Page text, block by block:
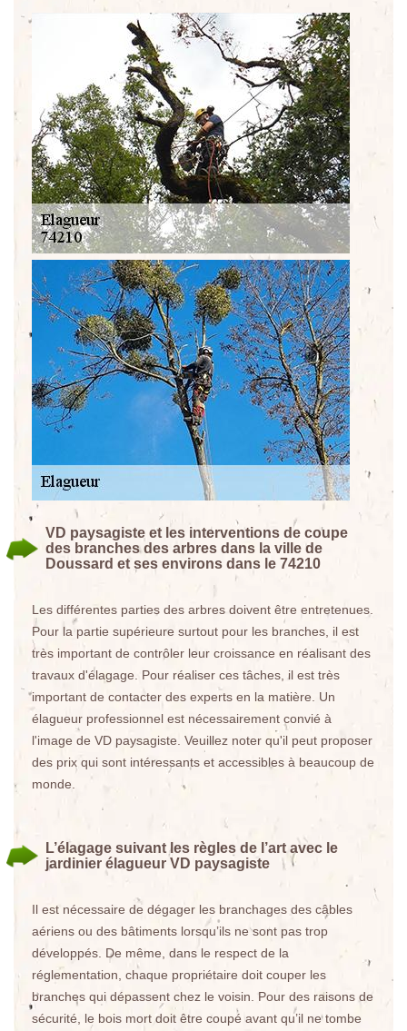
VD paysagiste et les interventions de coupe
des branches des arbres dans la ville de
Doussard et ses environs dans le 74210
Les différentes parties des arbres doivent être entretenues.
Pour la partie supérieure surtout pour les branches, il est
très important de contrôler leur croissance en réalisant des
travaux d'élagage. Pour réaliser ces tâches, il est très
important de contacter des experts en la matière. Un
élagueur professionnel est nécessairement convié à
l'image de VD paysagiste. Veuillez noter qu'il peut proposer
des prix qui sont intéressants et accessibles à beaucoup de
monde.
L’élagage suivant les règles de l’art avec le
jardinier élagueur VD paysagiste
Il est nécessaire de dégager les branchages des câbles
aériens ou des bâtiments lorsqu’ils ne sont pas trop
développés. De même, dans le respect de la
réglementation, chaque propriétaire doit couper les
branches qui dépassent chez le voisin. Pour des raisons de
sécurité, le bois mort doit être coupé avant qu’il ne tombe